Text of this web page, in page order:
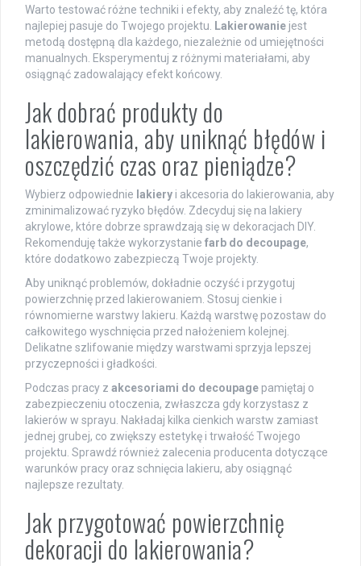
Warto testować różne techniki i efekty, aby znaleźć tę, która
najlepiej pasuje do Twojego projektu.
Lakierowanie jest
metodą dostępną dla każdego, niezależnie od umiejętności
manualnych. Eksperymentuj z różnymi materiałami, aby
osiągnąć zadowalający efekt końcowy.
Jak dobrać produkty do
lakierowania, aby uniknąć błędów i
oszczędzić czas oraz pieniądze?
Wybierz odpowiednie lakiery i akcesoria do lakierowania, aby
zminimalizować ryzyko błędów. Zdecyduj się na lakiery
akrylowe, które dobrze sprawdzają się w dekoracjach DIY.
Rekomenduję także wykorzystanie farb do decoupage,
które dodatkowo zabezpieczą Twoje projekty.
Aby uniknąć problemów, dokładnie oczyść i przygotuj
powierzchnię przed lakierowaniem. Stosuj cienkie i
równomierne warstwy lakieru. Każdą warstwę pozostaw do
całkowitego wyschnięcia przed nałożeniem kolejnej.
Delikatne szlifowanie między warstwami sprzyja lepszej
przyczepności i gładkości.
Podczas pracy z akcesoriami do decoupage pamiętaj o
zabezpieczeniu otoczenia, zwłaszcza gdy korzystasz z
lakierów w sprayu. Nakładaj kilka cienkich warstw zamiast
jednej grubej, co zwiększy estetykę i trwałość Twojego
projektu. Sprawdź również zalecenia producenta dotyczące
warunków pracy oraz schnięcia lakieru, aby osiągnąć
najlepsze rezultaty.
Jak przygotować powierzchnię
dekoracji do lakierowania?